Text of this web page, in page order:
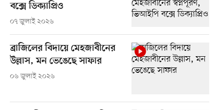
বক্সে ডিক্যাপ্রিও
০৭ জুলাই ২০২৬
ব্রাজিলের বিদায়ে মেহজাবীনের
উল্লাস, মন ভেঙেছে সাফার
০৬ জুলাই ২০২৬